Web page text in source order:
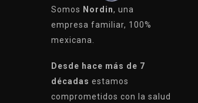
Somos Nordin, una
empresa familiar, 100%
mexicana.
Desde hace más de 7
décadas estamos
comprometidos con la salud